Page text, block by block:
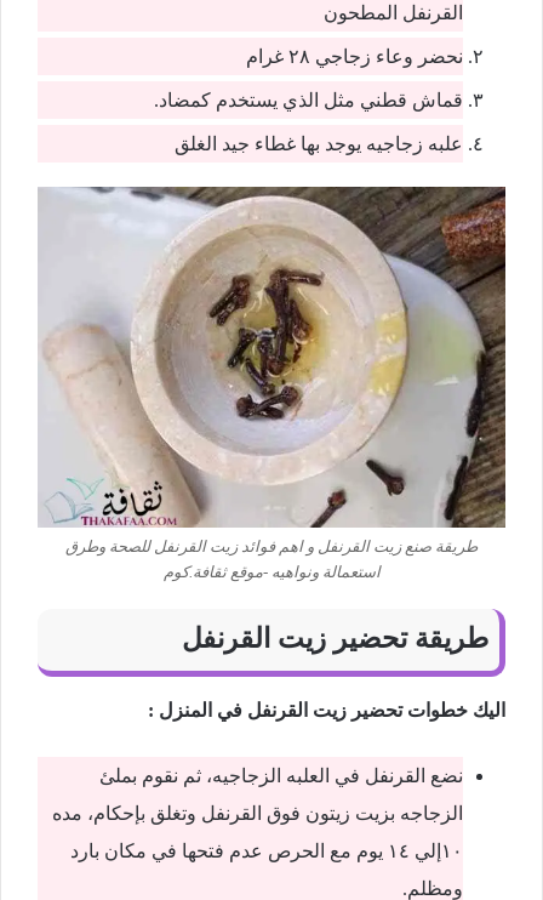
القرنفل المطحون
نحضر وعاء زجاجي ٢٨ غرام
قماش قطني مثل الذي يستخدم كمضاد.
علبه زجاجيه يوجد بها غطاء جيد الغلق
طريقة صنع زيت القرنفل و اهم فوائد زيت القرنفل للصحة وطرق
استعمالة ونواهيه -موقع ثقافة.كوم
طريقة تحضير زيت القرنفل
اليك خطوات تحضير زيت القرنفل في المنزل :
نضع القرنفل في العلبه الزجاجيه، ثم نقوم بملئ
الزجاجه بزيت زيتون فوق القرنفل وتغلق بإحكام، مده
١٠إلي ١٤ يوم مع الحرص عدم فتحها في مكان بارد
ومظلم.